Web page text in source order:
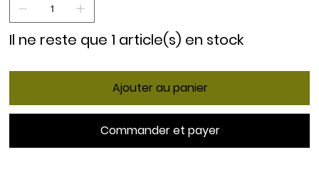
Il ne reste que 1 article(s) en stock
Ajouter au panier
Commander et payer